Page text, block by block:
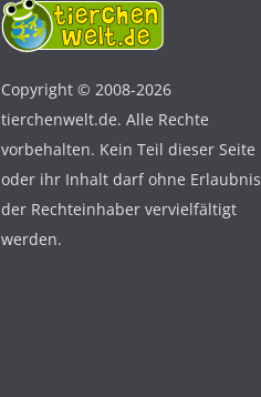
Copyright © 2008-2026
tierchenwelt.de. Alle Rechte
vorbehalten. Kein Teil dieser Seite
oder ihr Inhalt darf ohne Erlaubnis
der Rechteinhaber vervielfältigt
werden.